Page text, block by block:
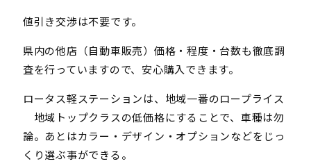
値引き交渉は不要です。
県内の他店（自動車販売）価格・程度・台数も徹底調
査を行っていますので、安心購入できます。
ロータス軽ステーションは、地域一番のロープライス
地域トップクラスの低価格にすることで、車種は勿
論。あとはカラー・デザイン・オプションなどをじっ
くり選ぶ事ができる。